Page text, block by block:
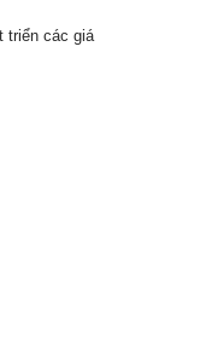
triển các giá